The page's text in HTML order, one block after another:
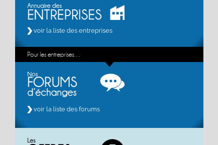
voir la liste des entreprises
Pour les entreprises…
voir la liste des forums